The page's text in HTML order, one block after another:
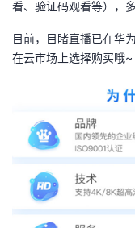
我
的
课
程
我
的
认
证
我
的
实
我
的
的
支
持
我
声
建
看、验证码观看等），
目前，目睹直播已在华
在云市场上选择购买哦~